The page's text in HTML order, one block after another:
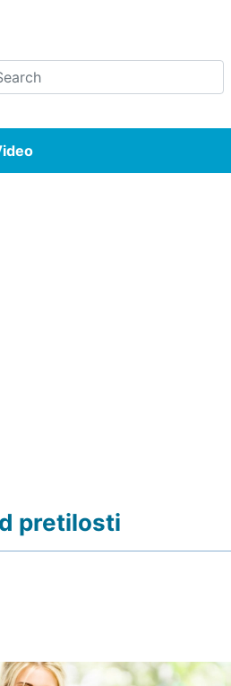
pretilosti